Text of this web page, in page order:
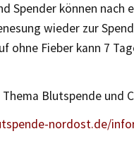
Spender können
wieder zur
ohne Fieber kann 7
Blutspende und
nordost.de/